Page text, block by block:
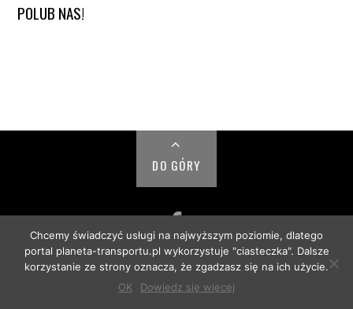
POLUB NAS!
DO GÓRY
© PLANETA TRANSPORTU 2018
Chcemy świadczyć usługi na najwyższym poziomie, dlatego
portal planeta-transportu.pl wykorzystuje "ciasteczka". Dalsze
korzystanie ze strony oznacza, że zgadzasz się na ich użycie.
OK
Dowiedz się więcej